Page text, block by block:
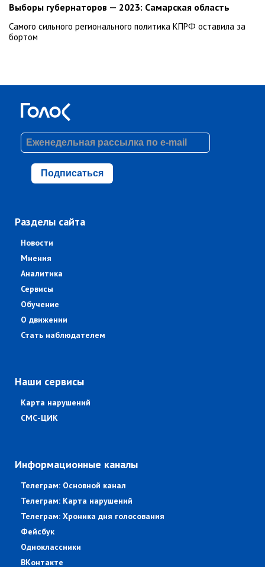
Выборы губернаторов — 2023: Самарская область
Самого сильного регионального политика КПРФ оставила за
бортом
Подписаться
Разделы сайта
Новости
Мнения
Аналитика
Сервисы
Обучение
О движении
Стать наблюдателем
Наши сервисы
Карта нарушений
СМС-ЦИК
Информационные каналы
Телеграм: Основной канал
Телеграм: Карта нарушений
Телеграм: Хроника дня голосования
Фейсбук
Одноклассники
ВКонтакте